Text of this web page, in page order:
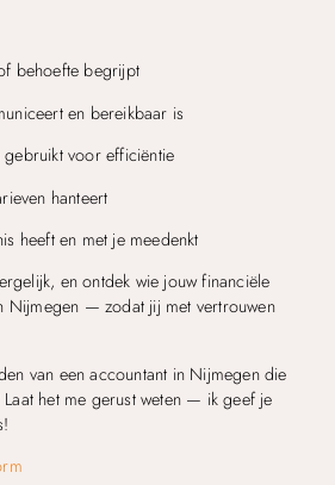
behoefte begrijpt
en bereikbaar is
voor efficiëntie
hanteert
heeft en met je meedenkt
en ontdek wie jouw financiële
Nijmegen — zodat jij met vertrouwen
van een accountant in Nijmegen die
het me gerust weten — ik geef je